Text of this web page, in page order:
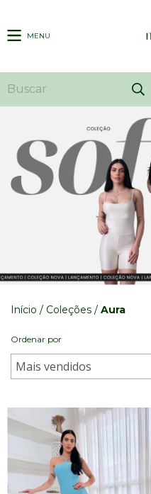
MENU
Início / Coleções / Aura
Ordenar por